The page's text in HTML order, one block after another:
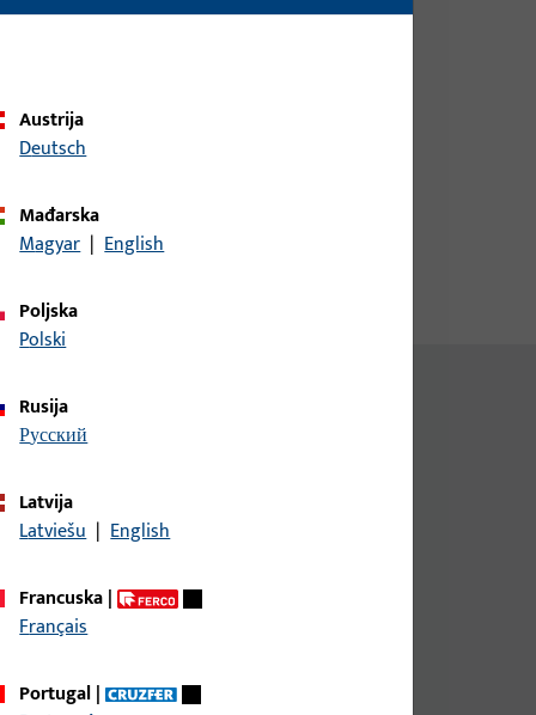
Tip Napomena
Austrija
Deutsch
Mađarska
Magyar | English
Poljska
Polski
Rusija
русский
Latvija
Latviešu | English
Francuska|
Français
Portugal|